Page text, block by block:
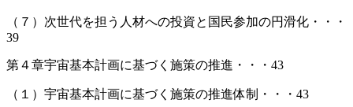
（７）次世代を担う人材への投資と国民参加の円滑化・・・
39
第４章宇宙基本計画に基づく施策の推進・・・43
（１）宇宙基本計画に基づく施策の推進体制・・・43